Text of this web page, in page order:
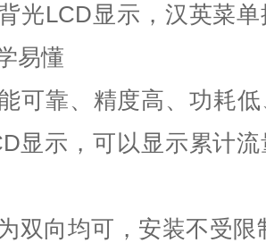
光LCD显示，汉英菜
易懂
可靠、精度高、功耗
显示，可以显示累计
双向均可，安装不受限